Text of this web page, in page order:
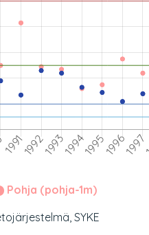
Pohja (pohja-1m)
SYKE